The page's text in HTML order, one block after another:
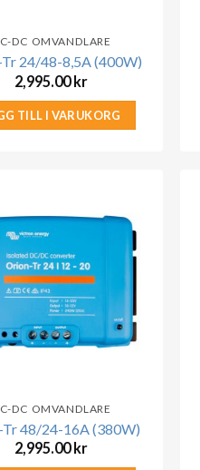
DC OMVANDLARE
24/48-8,5A (400W)
2,995.00kr
TILL I VARUKORG
DC OMVANDLARE
48/24-16A (380W)
2,995.00 kr